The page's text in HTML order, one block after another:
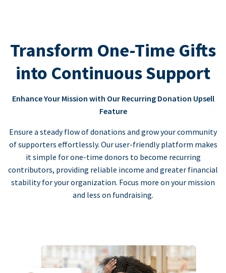
Transform One-Time Gifts
into Continuous Support
Enhance Your Mission with Our Recurring Donation Upsell
Feature
Ensure a steady flow of donations and grow your community
of supporters effortlessly. Our user-friendly platform makes
it simple for one-time donors to become recurring
contributors, providing reliable income and greater financial
stability for your organization. Focus more on your mission
and less on fundraising.